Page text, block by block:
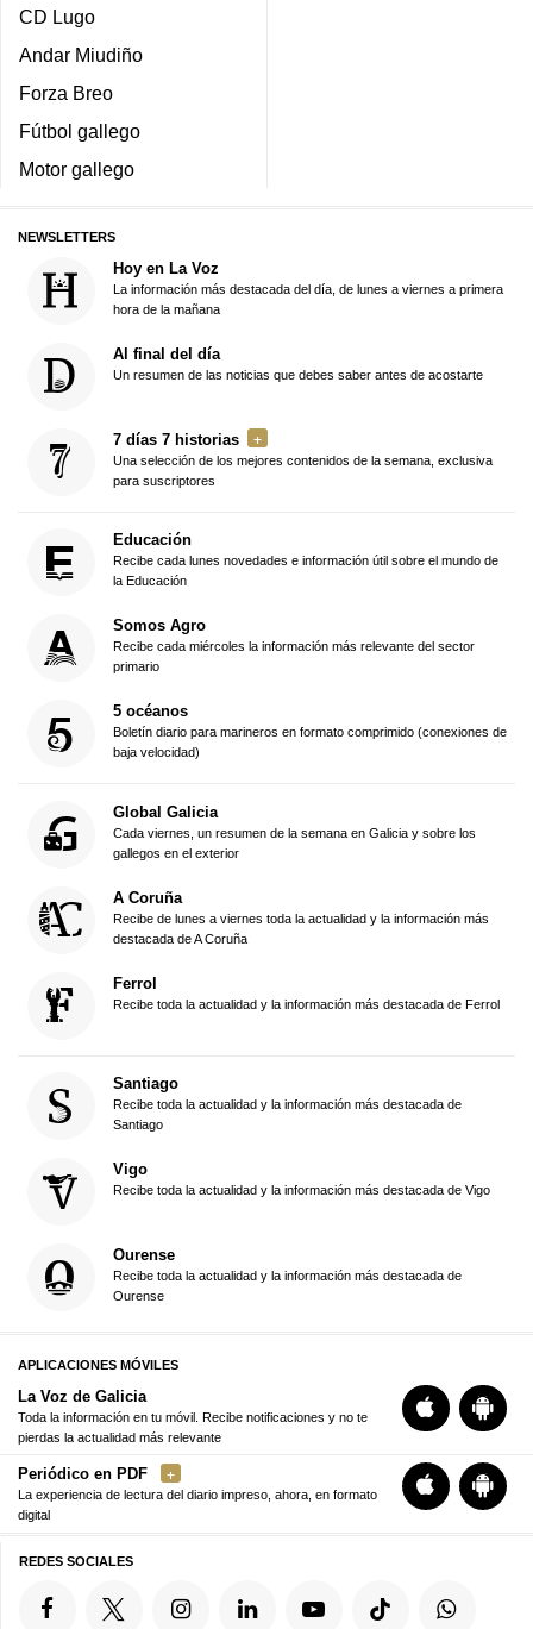
CD Lugo
Andar Miudiño
Forza Breo
Fútbol gallego
Motor gallego
NEWSLETTERS
Hoy en La Voz
La información más destacada del día, de lunes a viernes a primera
hora de la mañana
Al final del día
Un resumen de las noticias que debes saber antes de acostarte
7 días 7 historias
Una selección de los mejores contenidos de la semana, exclusiva
para suscriptores
Educación
Recibe cada lunes novedades e información útil sobre el mundo de
la Educación
Somos Agro
Recibe cada miércoles la información más relevante del sector
primario
5 océanos
Boletín diario para marineros en formato comprimido (conexiones de
baja velocidad)
Global Galicia
Cada viernes, un resumen de la semana en Galicia y sobre los
gallegos en el exterior
A Coruña
Recibe de lunes a viernes toda la actualidad y la información más
destacada de A Coruña
Ferrol
Recibe toda la actualidad y la información más destacada de Ferrol
Santiago
Recibe toda la actualidad y la información más destacada de
Santiago
Vigo
Recibe toda la actualidad y la información más destacada de Vigo
Ourense
Recibe toda la actualidad y la información más destacada de
Ourense
APLICACIONES MÓVILES
La Voz de Galicia
Toda la información en tu móvil. Recibe notificaciones y no te
pierdas la actualidad más relevante
Periódico en PDF
La experiencia de lectura del diario impreso, ahora, en formato
digital
REDES SOCIALES